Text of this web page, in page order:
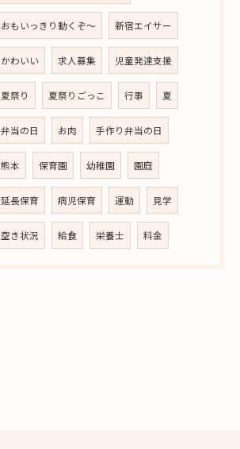
おもいっきり動くぞ～ 新宿エイサー
かわいい 求人募集 児童発達支援
夏祭り 夏祭りごっこ 行事 夏
弁当の日 お肉 手作り弁当の日
熊本 保育園 幼稚園 園庭
延長保育 病児保育 運動 見学
空き状況 給食 栄養士 料金